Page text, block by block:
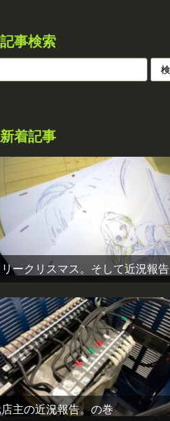
記事検索
新着記事
リークリスマス。そして近況報告
店主の近況報告。の巻